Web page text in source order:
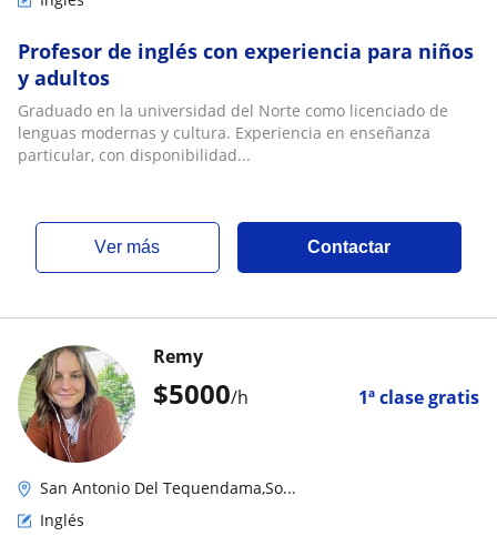
Profesor de inglés con experiencia para niños
y adultos
Graduado en la universidad del Norte como licenciado de
lenguas modernas y cultura. Experiencia en enseñanza
particular, con disponibilidad...
ver más Contactar
$5000/h 1ª clase gratis
Remy
San Antonio Del Tequendama,So...
Inglés